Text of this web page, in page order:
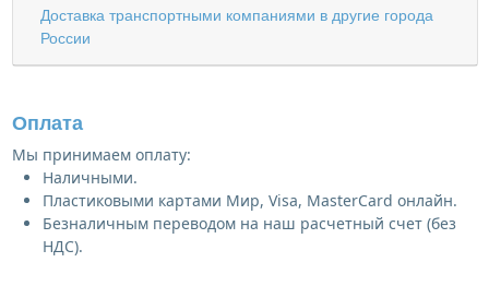
Доставка транспортными компаниями в другие города
России
Оплата
Мы принимаем оплату:
Наличными.
Пластиковыми картами Мир, Visa, MasterCard онлайн.
Безналичным переводом на наш расчетный счет (без
НДС).